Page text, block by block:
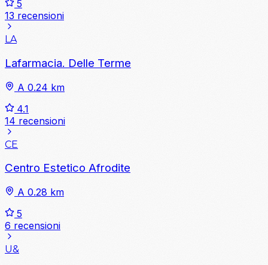
5
13 recensioni
LA
Lafarmacia. Delle Terme
A 0.24 km
4.1
14 recensioni
CE
Centro Estetico Afrodite
A 0.28 km
5
6 recensioni
U&